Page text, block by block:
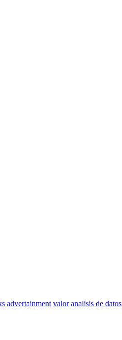
advertainment valor analisis de datos